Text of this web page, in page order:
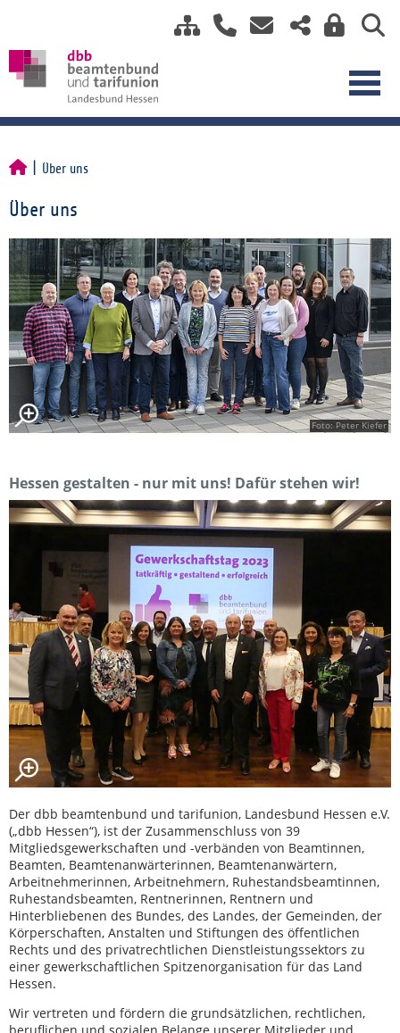
Über uns
Über uns
Foto: Peter Kiefer
Hessen gestalten - nur mit uns! Dafür stehen wir!
Der dbb beamtenbund und tarifunion, Landesbund Hessen e.V.
(„dbb Hessen“), ist der Zusammenschluss von 39
Mitgliedsgewerkschaften und -verbänden von Beamtinnen,
Beamten, Beamtenanwärterinnen, Beamtenanwärtern,
Arbeitnehmerinnen, Arbeitnehmern, Ruhestandsbeamtinnen,
Ruhestandsbeamten, Rentnerinnen, Rentnern und
Hinterbliebenen des Bundes, des Landes, der Gemeinden, der
Körperschaften, Anstalten und Stiftungen des öffentlichen
Rechts und des privatrechtlichen Dienstleistungssektors zu
einer gewerkschaftlichen Spitzenorganisation für das Land
Hessen.
Wir vertreten und fördern die grundsätzlichen, rechtlichen,